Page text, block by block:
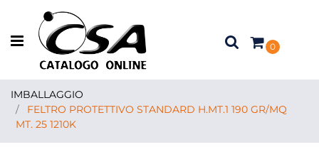
Open menu
0
IMBALLAGGIO
FELTRO PROTETTIVO STANDARD H.MT.1 190 GR/MQ
MT. 25 1210K